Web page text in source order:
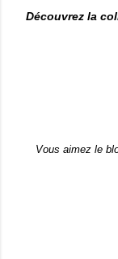
Découvrez la
Vous aimez le